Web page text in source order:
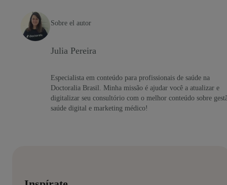
Sobre el autor
Julia Pereira
Especialista em conteúdo para profissionais de saúde na
Doctoralia Brasil. Minha missão é ajudar você a atualizar e
digitalizar seu consultório com o melhor conteúdo sobre
saúde digital e marketing médico!